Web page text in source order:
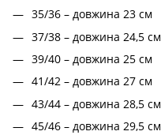
35/36 – довжина 23 см
37/38 – довжина 24,5 см
39/40 – довжина 25 см
41/42 – довжина 27 см
43/44 – довжина 28,5 см
45/46 – довжина 29,5 см